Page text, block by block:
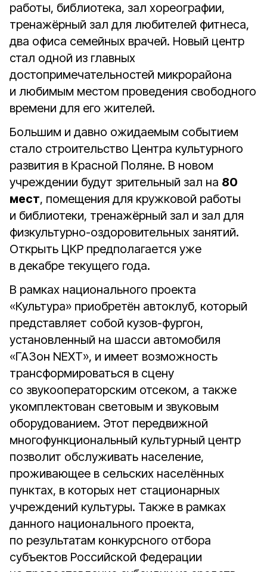
работы, библиотека, зал хореографии,
тренажёрный зал для любителей фитнеса,
два офиса семейных врачей. Новый центр
стал одной из главных
достопримечательностей микрорайона
и любимым местом проведения свободного
времени для его жителей.
Большим и давно ожидаемым событием
стало строительство Центра культурного
развития в Красной Поляне. В новом
учреждении будут зрительный зал на 80
мест, помещения для кружковой работы
и библиотеки, тренажёрный зал и зал для
физкультурно-оздоровительных занятий.
Открыть ЦКР предполагается уже
в декабре текущего года.
В рамках национального проекта
«Культура» приобретён автоклуб, который
представляет собой кузов-фургон,
установленный на шасси автомобиля
«ГАЗон NEXТ», и имеет возможность
трансформироваться в сцену
со звукооператорским отсеком, а также
укомплектован световым и звуковым
оборудованием. Этот передвижной
многофункциональный культурный центр
позволит обслуживать население,
проживающее в сельских населённых
пунктах, в которых нет стационарных
учреждений культуры. Также в рамках
данного национального проекта,
по результатам конкурсного отбора
субъектов Российской Федерации